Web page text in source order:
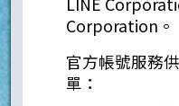
Corporation。
官方帳號服務
單：